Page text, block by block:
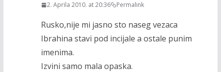
2. Aprila 2010. at 20:36 Permalink
Rusko,nije mi jasno sto naseg vezaca
Ibrahina stavi pod incijale a ostale punim
imenima.
Izvini samo mala opaska.